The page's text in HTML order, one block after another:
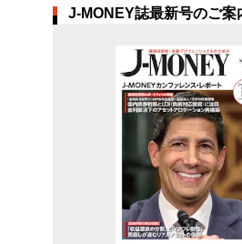
J-MONEY誌最新号のご案